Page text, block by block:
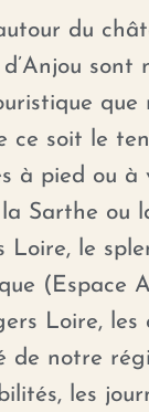
du
sont
que
ce soit le
à pied ou à
Sarthe ou
Loire, le
(Espace
Loire, les
de notre
les